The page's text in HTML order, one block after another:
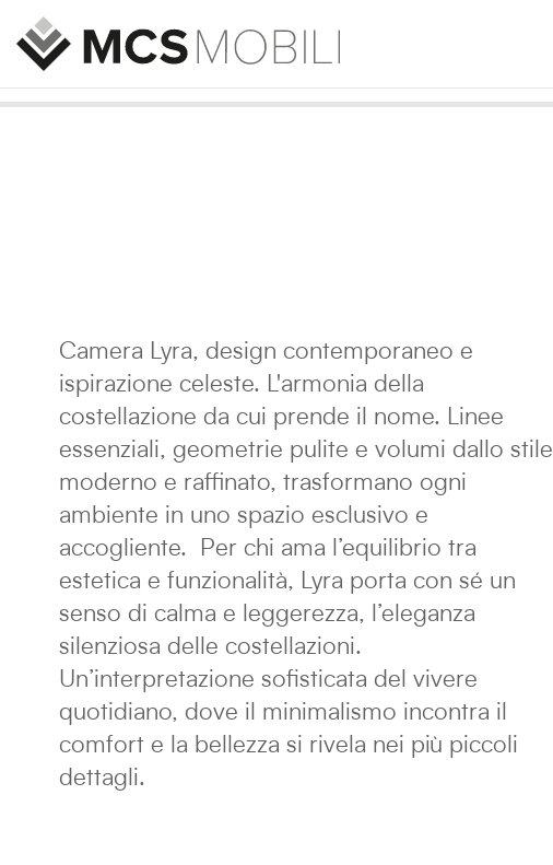
Camera Lyra, design contemporaneo e
ispirazione celeste. L'armonia della
costellazione da cui prende il nome. Linee
essenziali, geometrie pulite e volumi dallo stile
moderno e raffinato, trasformano ogni
ambiente in uno spazio esclusivo e
accogliente. Per chi ama l’equilibrio tra
estetica e funzionalità, Lyra porta con sé un
senso di calma e leggerezza, l’eleganza
silenziosa delle costellazioni.
Un’interpretazione sofisticata del vivere
quotidiano, dove il minimalismo incontra il
comfort e la bellezza si rivela nei più piccoli
dettagli.